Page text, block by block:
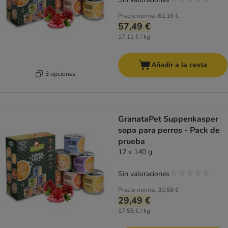
3 opciones
Precio normal 61,16 €
57,49 €
17,11 € / kg
Añadir a la cesta
GranataPet Suppenkasper
sopa para perros - Pack de
prueba
12 x 140 g
Precio normal 30,58 €
29,49 €
17,55 € / kg
Sin valoraciones